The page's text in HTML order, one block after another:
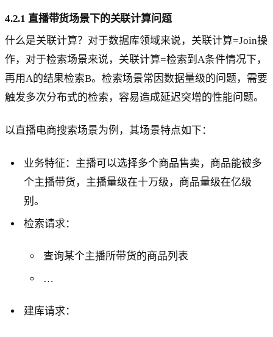
4.2.1 直播带货场景下的关联计算问题
什么是关联计算？对于数据库领域来说，关联计算=Join操
作，对于检索场景来说，关联计算=检索到A条件情况下，
再用A的结果检索B。检索场景常因数据量级的问题，需要
触发多次分布式的检索，容易造成延迟突增的性能问题。
以直播电商搜索场景为例，其场景特点如下：
业务特征：主播可以选择多个商品售卖，商品能被多
个主播带货，主播量级在十万级，商品量级在亿级
别。
检索请求：
查询某个主播所带货的商品列表
…
建库请求：